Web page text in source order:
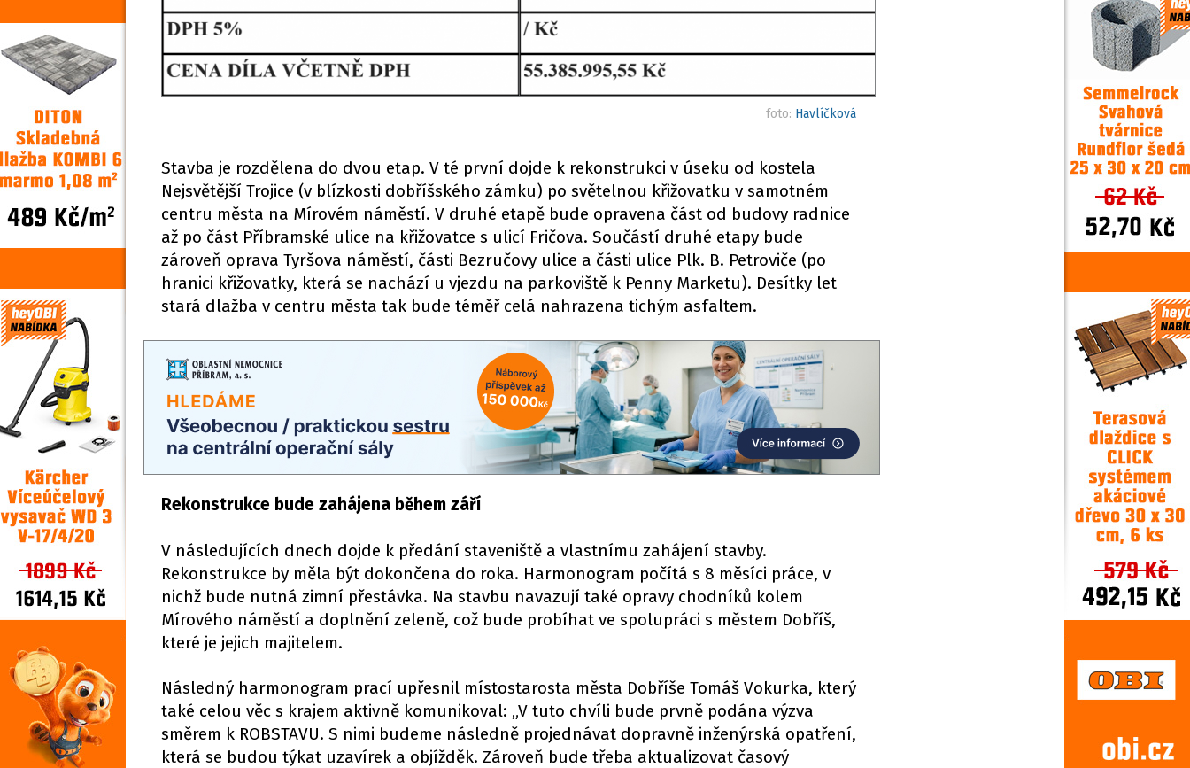
foto: Havlíčková
Stavba je rozdělena do dvou etap. V té první dojde k rekonstrukci v úseku od kostela
Nejsvětější Trojice (v blízkosti dobříšského zámku) po světelnou křižovatku v samotném
centru města na Mírovém náměstí. V druhé etapě bude opravena část od budovy radnice
až po část Příbramské ulice na křižovatce s ulicí Fričova. Součástí druhé etapy bude
zároveň oprava Tyršova náměstí, části Bezručovy ulice a části ulice Plk. B. Petroviče (po
hranici křižovatky, která se nachází u vjezdu na parkoviště k Penny Marketu). Desítky let
stará dlažba v centru města tak bude téměř celá nahrazena tichým asfaltem.
Rekonstrukce bude zahájena během září
V následujících dnech dojde k předání staveniště a vlastnímu zahájení stavby.
Rekonstrukce by měla být dokončena do roka. Harmonogram počítá s 8 měsíci práce, v
nichž bude nutná zimní přestávka. Na stavbu navazují také opravy chodníků kolem
Mírového náměstí a doplnění zeleně, což bude probíhat ve spolupráci s městem Dobříš,
které je jejich majitelem.
Následný harmonogram prací upřesnil místostarosta města Dobříše Tomáš Vokurka, který
také celou věc s krajem aktivně komunikoval: „V tuto chvíli bude prvně podána výzva
směrem k ROBSTAVU. S nimi budeme následně projednávat dopravně inženýrská opatření,
která se budou týkat uzavírek a objížděk. Zároveň bude třeba aktualizovat časový